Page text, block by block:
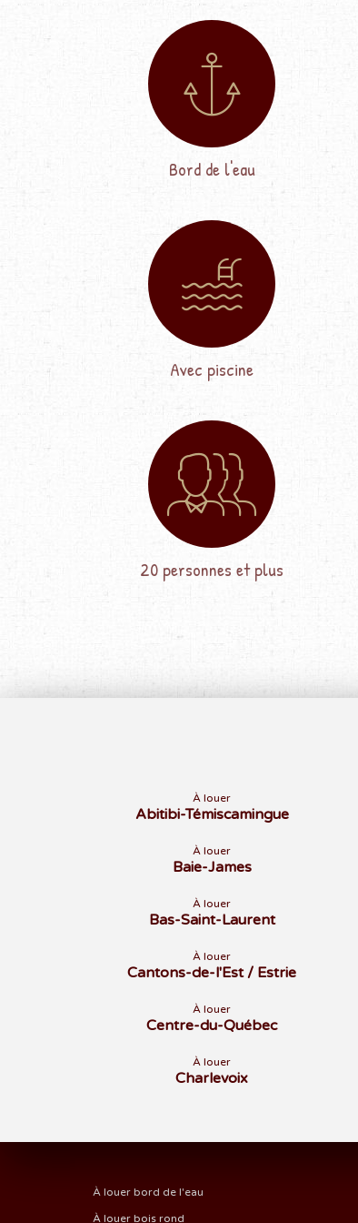
Bord de l'eau
Avec piscine
20 personnes et plus
À louer
Abitibi-Témiscamingue
À louer
Baie-James
À louer
Bas-Saint-Laurent
À louer
Cantons-de-l'Est / Estrie
À louer
Centre-du-Québec
À louer
Charlevoix
À louer bord de l'eau
À louer bois rond